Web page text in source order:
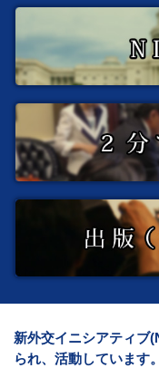
新外交イニシアティブ
られ、活動しています。